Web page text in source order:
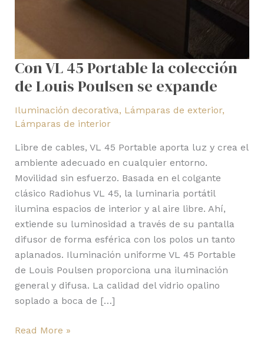
Con VL 45 Portable la colección
de Louis Poulsen se expande
Iluminación decorativa, Lámparas de exterior,
Lámparas de interior
Libre de cables, VL 45 Portable aporta luz y crea el
ambiente adecuado en cualquier entorno.
Movilidad sin esfuerzo. Basada en el colgante
clásico Radiohus VL 45, la luminaria portátil
ilumina espacios de interior y al aire libre. Ahí,
extiende su luminosidad a través de su pantalla
difusor de forma esférica con los polos un tanto
aplanados. Iluminación uniforme VL 45 Portable
de Louis Poulsen proporciona una iluminación
general y difusa. La calidad del vidrio opalino
soplado a boca de […]
Read More »